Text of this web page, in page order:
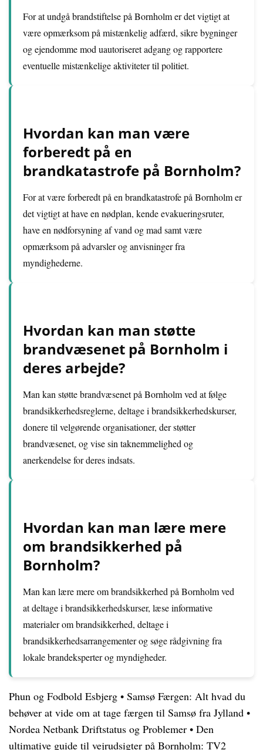
For at undgå brandstiftelse på Bornholm er det vigtigt at
være opmærksom på mistænkelig adfærd, sikre bygninger
og ejendomme mod uautoriseret adgang og rapportere
eventuelle mistænkelige aktiviteter til politiet.
Hvordan kan man være
forberedt på en
brandkatastrofe på Bornholm?
For at være forberedt på en brandkatastrofe på Bornholm er
det vigtigt at have en nødplan, kende evakueringsruter,
have en nødforsyning af vand og mad samt være
opmærksom på advarsler og anvisninger fra
myndighederne.
Hvordan kan man støtte
brandvæsenet på Bornholm i
deres arbejde?
Man kan støtte brandvæsenet på Bornholm ved at følge
brandsikkerhedsreglerne, deltage i brandsikkerhedskurser,
donere til velgørende organisationer, der støtter
brandvæsenet, og vise sin taknemmelighed og
anerkendelse for deres indsats.
Hvordan kan man lære mere
om brandsikkerhed på
Bornholm?
Man kan lære mere om brandsikkerhed på Bornholm ved
at deltage i brandsikkerhedskurser, læse informative
materialer om brandsikkerhed, deltage i
brandsikkerhedsarrangementer og søge rådgivning fra
lokale brandeksperter og myndigheder.
Phun og Fodbold Esbjerg • Samsø Færgen: Alt hvad du
behøver at vide om at tage færgen til Samsø fra Jylland •
Nordea Netbank Driftstatus og Problemer • Den
ultimative guide til vejrudsigter på Bornholm: TV2